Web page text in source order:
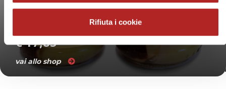
Rifiuta i cookie
FUNGHI PORCINI TAGLIATI
€ 17,85
vai allo shop